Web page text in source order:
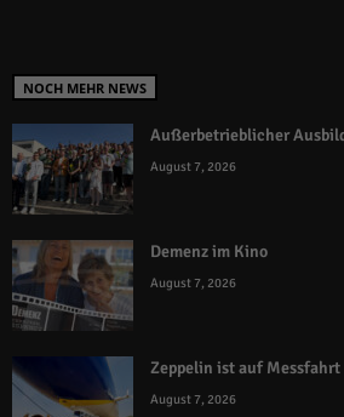
NOCH MEHR NEWS
Außerbetrieblicher
August 7, 2026
Demenz im Kino
August 7, 2026
Zeppelin ist auf Messfahrt
August 7, 2026